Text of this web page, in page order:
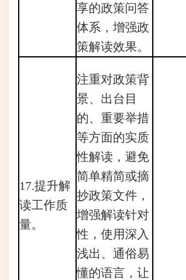
享的政策问答
体系，增强政
策解读效果。
17.提升解
读工作质
量。
注重对政策背
景、出台目
的、重要举措
等方面的实质
性解读，避免
简单精简或摘
抄政策文件，
增强解读针对
性，使用深入
浅出、通俗易
懂的语言，让